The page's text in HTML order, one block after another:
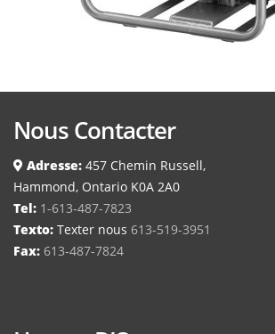
Nous Contacter
Adresse: 457 Chemin Russell,
Hammond, Ontario K0A 2A0
Tel: 1-613-487-7823
Texto: Texter nous 613-519-3951
Fax: 613-487-7824